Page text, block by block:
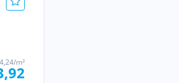
m²